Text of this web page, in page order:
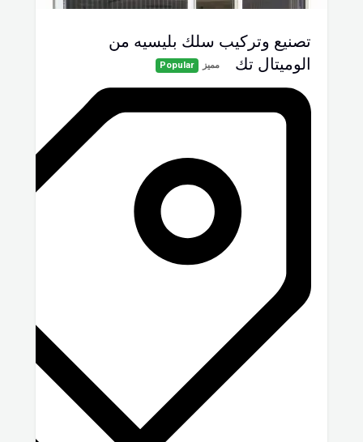
تصنيع وتركيب سلك بليسيه من
الوميتال تك
مميز Popular